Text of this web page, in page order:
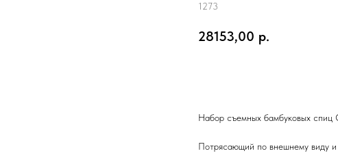
1273
28153,00 р.
Набор съемных бамбуковых спиц
Потрясающий по внешнему виду